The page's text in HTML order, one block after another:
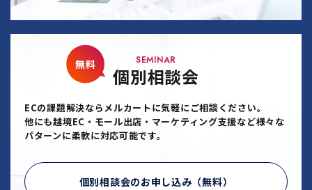
SEMINAR
個別相談会
無料
ECの課題解決ならメルカートに気軽にご相談ください。
他にも越境EC・モール出店・マーケティング支援など様々な
パターンに柔軟に対応可能です。
個別相談会のお申し込み（無料）